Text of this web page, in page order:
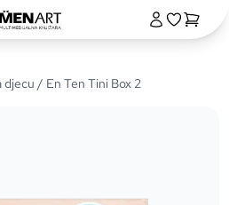
djecu / En Ten Tini Box 2